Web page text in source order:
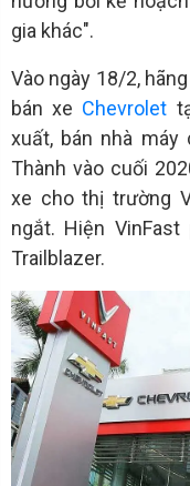
gia khác".
Vào ngày 18/2, hãng
bán xe Chevrolet
xuất, bán nhà máy
Thành vào cuối
xe cho thị trường
ngắt. Hiện
Trailblazer.